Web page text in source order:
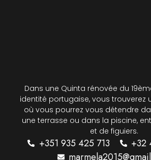
Dans une Quinta rénovée du
identité portugaise, vous trouverez
où vous pourrez vous détendre
une terrasse ou dans la piscine,
et de figuiers.
+351 935 425 713
+32